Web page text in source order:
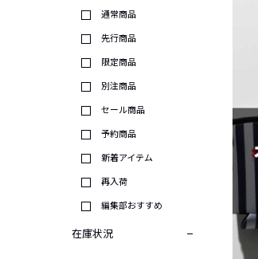
通常商品
先行商品
限定商品
別注商品
セール商品
予約商品
新着アイテム
再入荷
編集部おすすめ
在庫状況